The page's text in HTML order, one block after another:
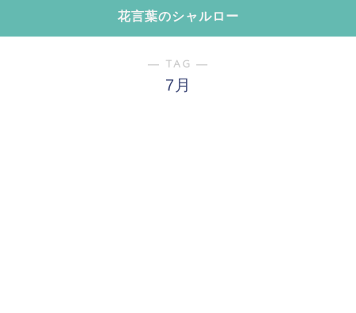
花言葉のシャルロー
― TAG ―
7月